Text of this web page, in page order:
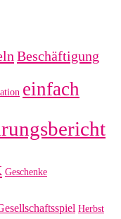
Beschäftigung
einfach
Geschenke
Herbst